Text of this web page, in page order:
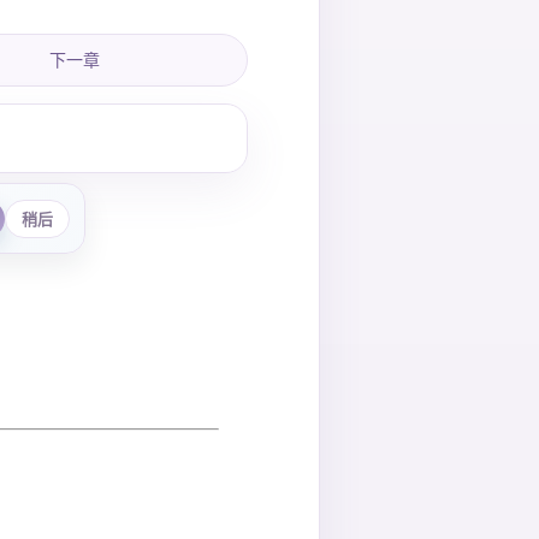
下一章
稍后